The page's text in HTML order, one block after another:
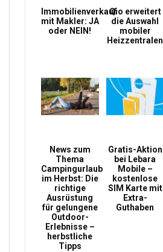
Immobilienverkauf
mit Makler: JA
oder NEIN!
Qio erweitert
die Auswahl
mobiler
Heizzentralen
News zum
Thema
Campingurlaub
im Herbst: Die
richtige
Ausrüstung
für gelungene
Outdoor-
Erlebnisse –
herbstliche
Tipps
Gratis-Aktion
bei Lebara
Mobile –
kostenlose
SIM Karte mit
Extra-
Guthaben